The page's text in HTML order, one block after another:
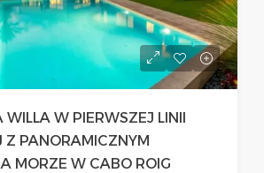
WILLA W PIERWSZEJ LINII
Z PANORAMICZNYM
MORZE W CABO ROIG